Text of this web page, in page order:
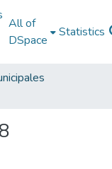
All of
DSpace
Statistics